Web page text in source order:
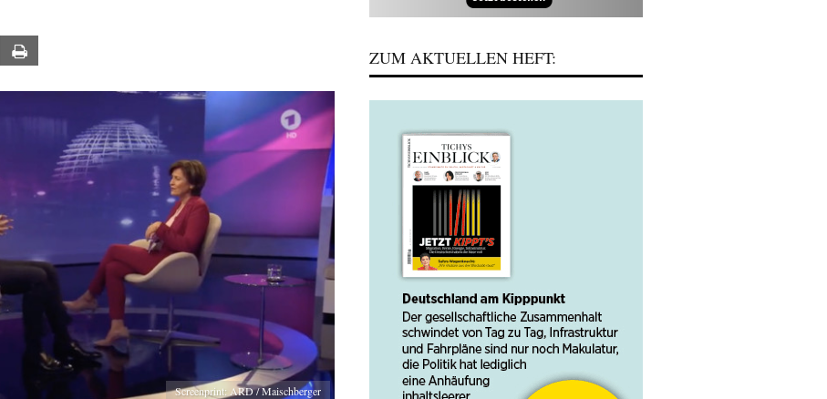
Email
Screenprint: ARD / Maischberger
ZUM AKTUELLEN HEFT: